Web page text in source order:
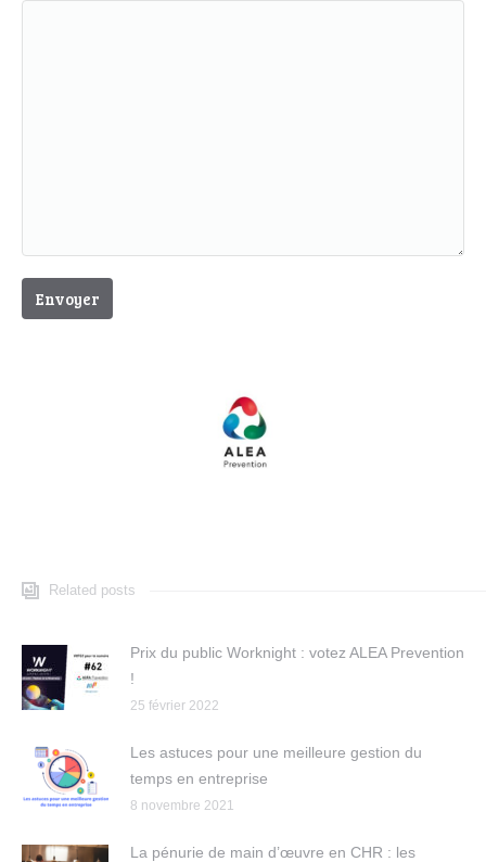
Related posts
Prix du public Worknight : votez ALEA Prevention
!
25 février 2022
Les astuces pour une meilleure gestion du
temps en entreprise
8 novembre 2021
La pénurie de main d’œuvre en CHR : les